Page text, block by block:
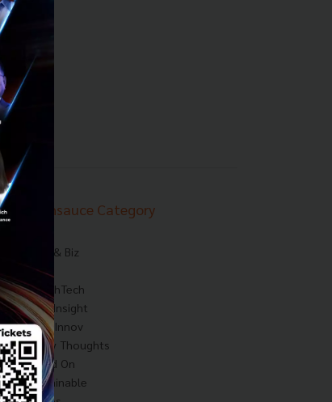
Techsauce Category
Tech & Biz
HealthTech
Exec Insight
Corp Innov
Saucy Thoughts
Based On
Sustainable